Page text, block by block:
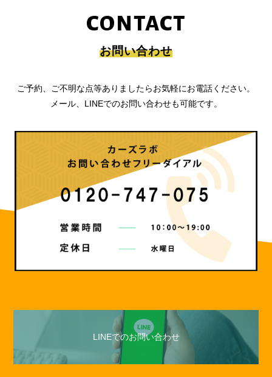
CONTACT
お問い合わせ
ご予約、ご不明な点等ありましたらお気軽にお電話ください。
メール、LINEでのお問い合わせも可能です。
LINEでのお問い合わせ